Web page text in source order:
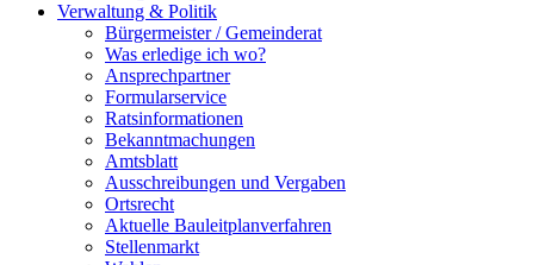
Verwaltung & Politik
Bürgermeister / Gemeinderat
Was erledige ich wo?
Ansprechpartner
Formularservice
Ratsinformationen
Bekanntmachungen
Amtsblatt
Ausschreibungen und Vergaben
Ortsrecht
Aktuelle Bauleitplanverfahren
Stellenmarkt